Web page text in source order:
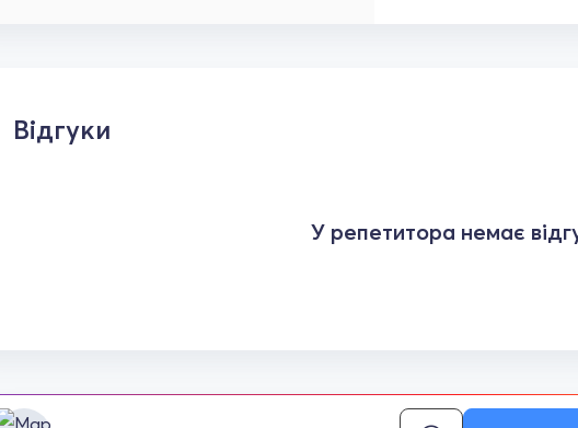
Відгуки
У репетитора немає